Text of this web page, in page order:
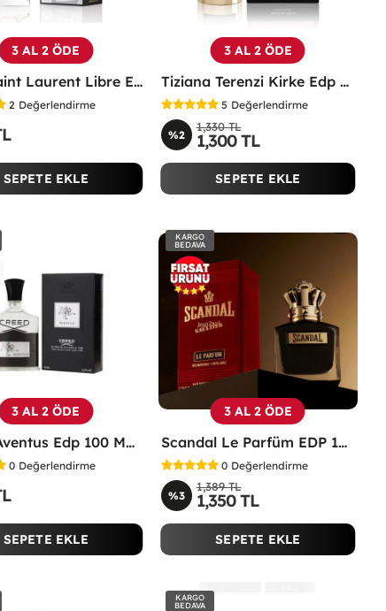
3 AL 2 ÖDE
Yves Saint Laurent Libre EDP 90 Ml Kadın Parfüm - YSLL
2 Değerlendirme
SEPETE EKLE
3 AL 2 ÖDE
Tiziana Terenzi Kirke Edp 100 ML Unisex Parfüm - TTKE
5 Değerlendirme
%2
1,330 TL
1,300 TL
SEPETE EKLE
3 AL 2 ÖDE
Creed Aventus Edp 100 ML Erkek Parfümü - CAEP
0 Değerlendirme
SEPETE EKLE
KARGO
BEDAVA
3 AL 2 ÖDE
Scandal Le Parfüm EDP 100 ML Erkek Parfüm -
0 Değerlendirme
%3
1,389 TL
1,350 TL
SEPETE EKLE
KARGO
BEDAVA